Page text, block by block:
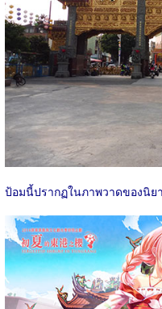
ป้อมนี้ปรากฏในภาพวาดของนิย